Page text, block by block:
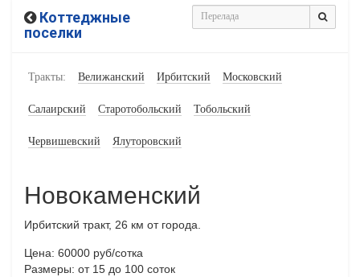
Коттеджные
поселки
Тракты: Велижанский Ирбитский Московский
Салаирский Старотобольский Тобольский
Червишевский Ялуторовский
Новокаменский
Ирбитский тракт, 26 км от города.
Цена: 60000 руб/сотка
Размеры: от 15 до 100 соток